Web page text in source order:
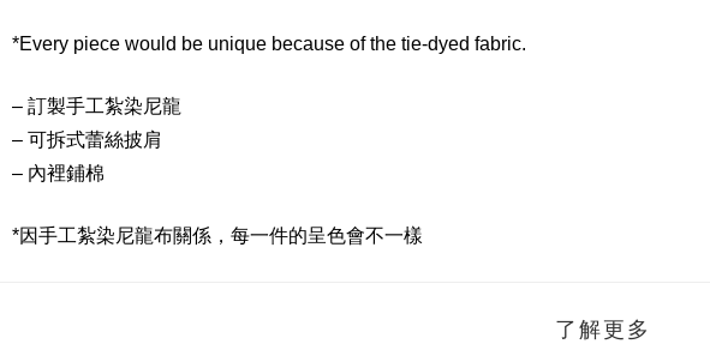
*Every piece would be unique because of the tie-dyed fabric.
– 訂製手工紮染尼龍
– 可拆式蕾絲披肩
– 內裡鋪棉
*因手工紮染尼龍布關係，每一件的呈色會不一樣
了解更多